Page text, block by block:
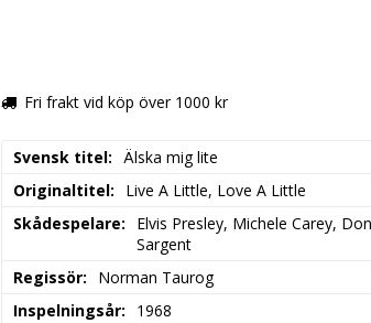
Fri frakt vid köp över 1000 kr
Svensk titel
Älska mig lite
Originaltitel
Live A Little, Love A Little
Skådespelare
Elvis Presley, Michele Carey,
Sargent
Regissör
Norman Taurog
Inspelningsår
1968